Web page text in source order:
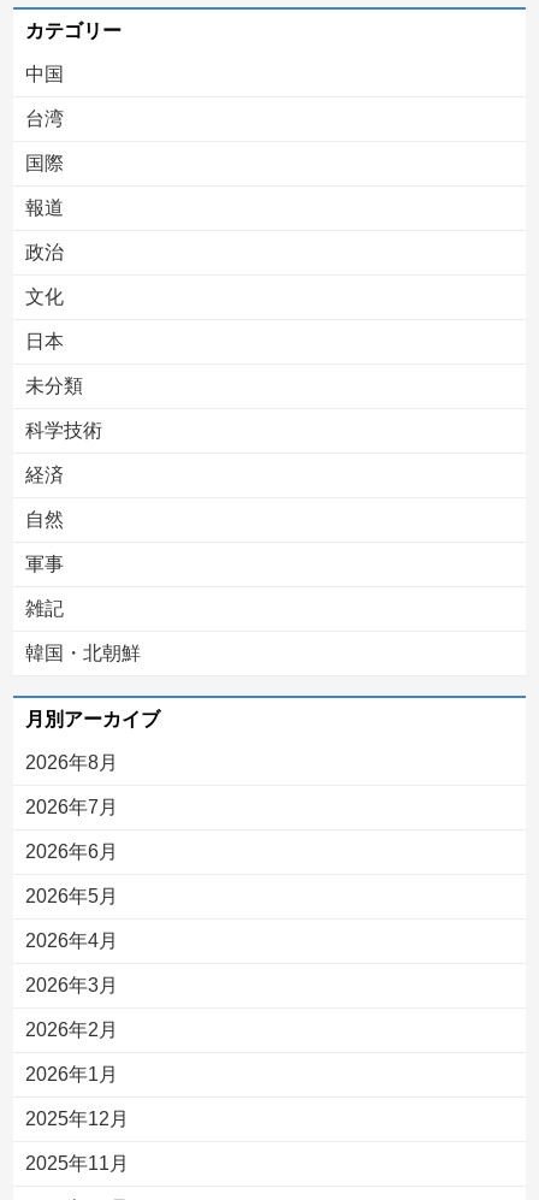
カテゴリー
中国
台湾
国際
報道
政治
文化
日本
未分類
科学技術
経済
自然
軍事
雑記
韓国・北朝鮮
月別アーカイブ
2026年8月
2026年7月
2026年6月
2026年5月
2026年4月
2026年3月
2026年2月
2026年1月
2025年12月
2025年11月